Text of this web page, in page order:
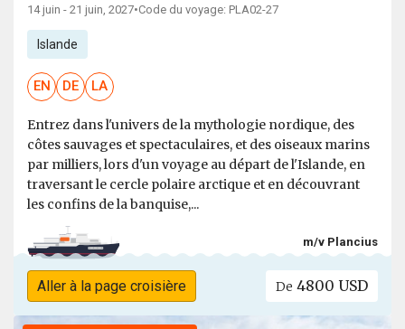
14 juin - 21 juin, 2027•Code du voyage: PLA02-27
Islande
EN DE LA
Entrez dans l'univers de la mythologie nordique, des
côtes sauvages et spectaculaires, et des oiseaux marins
par milliers, lors d'un voyage au départ de l'Islande, en
traversant le cercle polaire arctique et en découvrant
les confins de la banquise,...
m/v Plancius
Aller à la page croisière De 4800 USD